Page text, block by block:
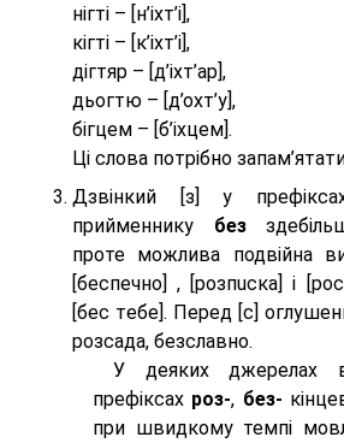
нігті – [н’іхт’і],
кігті – [к’іхт’і],
дігтяр – [д’іхт’ар],
дьогтю – [д’охт’у],
бігцем – [б’іхцем].
Ці слова потрібно
Дзвінкий [з] у
прийменнику без
проте можлива подвійна
[беспeчно] , [розпuска] і
[бес тeбе]. Перед [с]
розсада, безславно.
У деяких джерелах
префіксах роз-, без-
при швидкому темпі